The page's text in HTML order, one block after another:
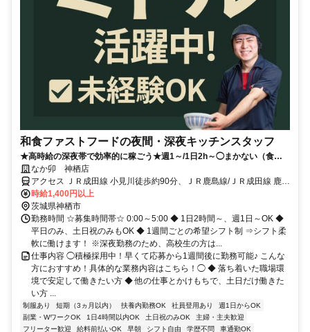
和食ファストフードの夜間・深夜キッチンスタッフ
★高時給の深夜帯で効率的に稼ごう★週1～/1日2h～◯まかない（食事
補助）あり
なか卯 神栖店
アクセス ＪＲ成田線 小見川徒歩約90分、ＪＲ鹿島線/ＪＲ成田線 鹿島
神宮徒歩約99分、ＪＲ鹿島線 鹿島神宮徒歩約99分
時給1,400円以上
茨城県神栖市
勤務時間 ☆募集時間帯☆ 0:00～5:00 ◆ 1日2時間～、週1日～OK ◆
平日のみ、土日祝のみもOK ◆ 1週間ごとの希望シフト制 ⇒シフト柔
軟に働けます！ ※深夜勤務のため、高校生の方は...
仕事内容 ◯積極採用中！早くて応募から1週間後に勤務可能♪ こんな
方におすすめ！具体的な業務内容はこちら！◯ ◆ 落ち着いた職場環
境で安定して働きたい方 ◆ 他の仕事とかけもちで、土日だけ働きた
い方 ...
制服あり 短期（3ヵ月以内） 扶養内勤務OK 社員登用あり
週1日からOK
副業・WワークOK
1日4時間以内OK 土日祝のみOK
主婦・主夫歓迎
フリーター歓迎
給料前払いOK 早朝 シフト自由 学歴不問
車通勤OK